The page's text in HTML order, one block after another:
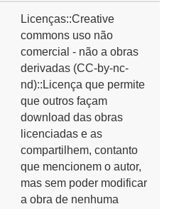
Licenças::Creative
commons uso não
comercial - não a obras
derivadas (CC-by-nc-
nd)::Licença que permite
que outros façam
download das obras
licenciadas e as
compartilhem, contanto
que mencionem o autor,
mas sem poder modificar
a obra de nenhuma